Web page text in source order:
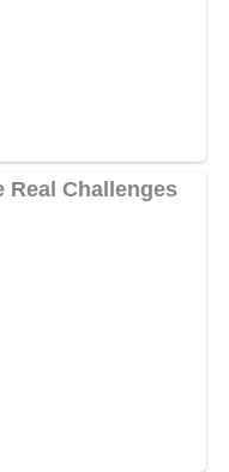
se multiplient sur les
félicitations et
que continue d’avoir